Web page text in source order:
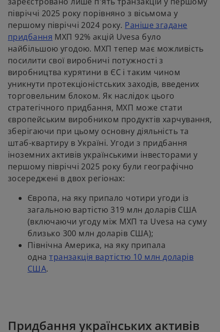
півріччі 2025 року порівняно з вісьмома у
першому півріччі 2024 року. Раніше згадане
придбанняo
p
e
n
s
i
n
a
n
e
w
t
a
МХП 92% акцій Uvesa було
найбільшою угодою. МХП тепер має можливість
посилити свої виробничі потужності з
виробництва курятини в ЄС і таким чином
уникнути протекціоністських заходів, введених
торговельним блоком. Як наслідок цього
стратегічного придбання, МХП може стати
європейським виробником продуктів харчування,
зберігаючи при цьому основну діяльність та
штаб-квартиру в Україні. Угоди з придбання
іноземних активів українськими інвесторами у
першому півріччі 2025 року були географічно
зосереджені в двох регіонах:
Європа, на яку припало чотири угоди із
загальною вартістю 319 млн доларів США
(включаючи угоду між МХП та Uvesa на суму
близько 300 млн доларів США);
Північна Америка, на яку припала
однатранзакція вартістю 10 млн доларів
СШАo
i
.
Придбання українських активів